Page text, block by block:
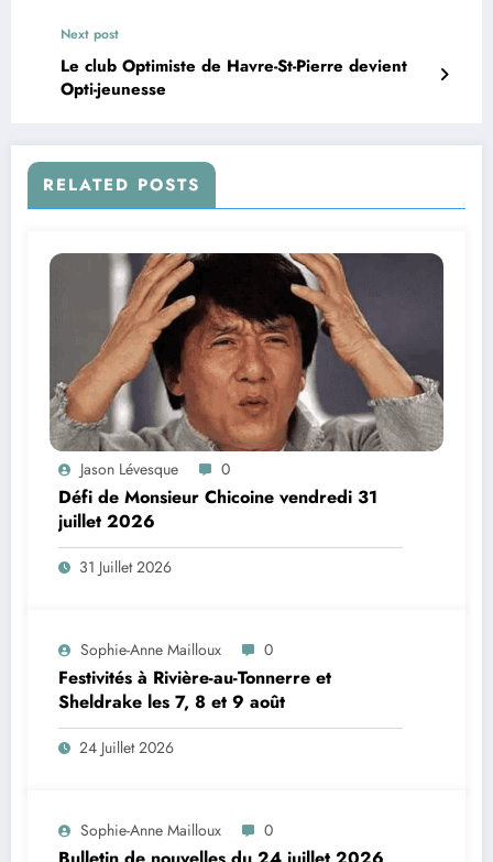
Next post
Le club Optimiste de Havre-St-Pierre devient
Opti-jeunesse
RELATED POSTS
Jason Lévesque 0
Défi de Monsieur Chicoine vendredi 31
juillet 2026
31 Juillet 2026
Sophie-Anne Mailloux 0
Festivités à Rivière-au-Tonnerre et
Sheldrake les 7, 8 et 9 août
24 Juillet 2026
Sophie-Anne Mailloux 0